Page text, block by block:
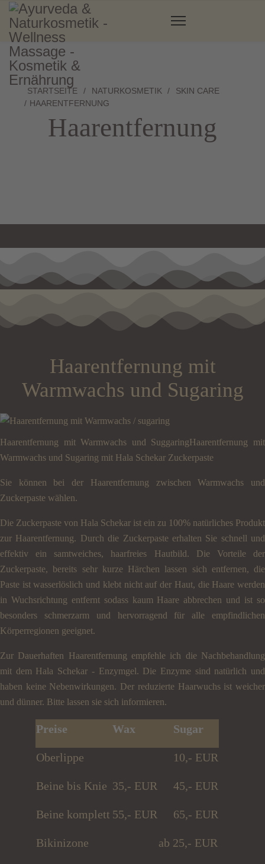
STARTSEITE NATURKOSMETIK
SKIN CARE
HAARENTFERNUNG
Haarentfernung
Haarentfernung mit
Warmwachs und Sugaring
Haarentfernung mit Warmwachs und SuggaringHaarentfernung mit
Warmwachs und Sugaring mit Hala Schekar Zuckerpaste
Sie können bei der Haarentfernung zwischen Warmwachs und
Zuckerpaste wählen.
Die Zuckerpaste von Hala Schekar ist ein zu 100% natürliches Produkt
zur Haarentfernung. Durch die Zuckerpaste erhalten Sie schnell und
effektiv ein samtweiches, haarfreies Hautbild. Die Vorteile der
Zuckerpaste, bereits sehr kurze Härchen lassen sich entfernen, die
Paste ist wasserlöslich und klebt nicht auf der Haut, die Haare werden
in Wuchsrichtung entfernt sodass kaum Haare abbrechen und ist so
besonders schmerzarm und hervorragend für alle empfindlichen
Körperregionen geeignet.
Zur Dauerhaften Haarentfernung empfehle ich die Nachbehandlung
mit dem Hala Schekar - Enzymgel. Die Enzyme sind natürlich und
haben keine Nebenwirkungen. Der reduzierte Haarwuchs ist weicher
und dünner. Bitte lassen sie sich informieren.
Preise Wax Sugar
Oberlippe 10,- EUR
Beine bis Knie 35,- EUR 45,- EUR
Beine komplett 55,- EUR 65,- EUR
Bikinizone ab 25,- EUR